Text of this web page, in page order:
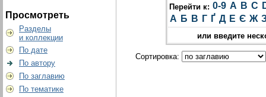
Просмотреть
Разделы
и коллекции
По дате
По автору
По заглавию
По тематике
Перейти к: 0-9 A B C
А Б В Г Ґ Д Е Є Ж
или введите
Сортировка: